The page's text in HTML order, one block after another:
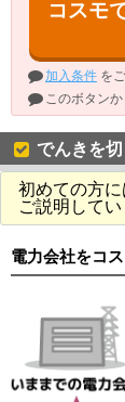
コスモ
加入条件 を
このボタン
でんきを
初めての方に
ご説明してい
電力会社をコ